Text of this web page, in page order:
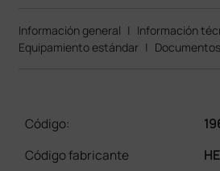
Información general | Información
Equipamiento estándar |
Código:
Código fabricante